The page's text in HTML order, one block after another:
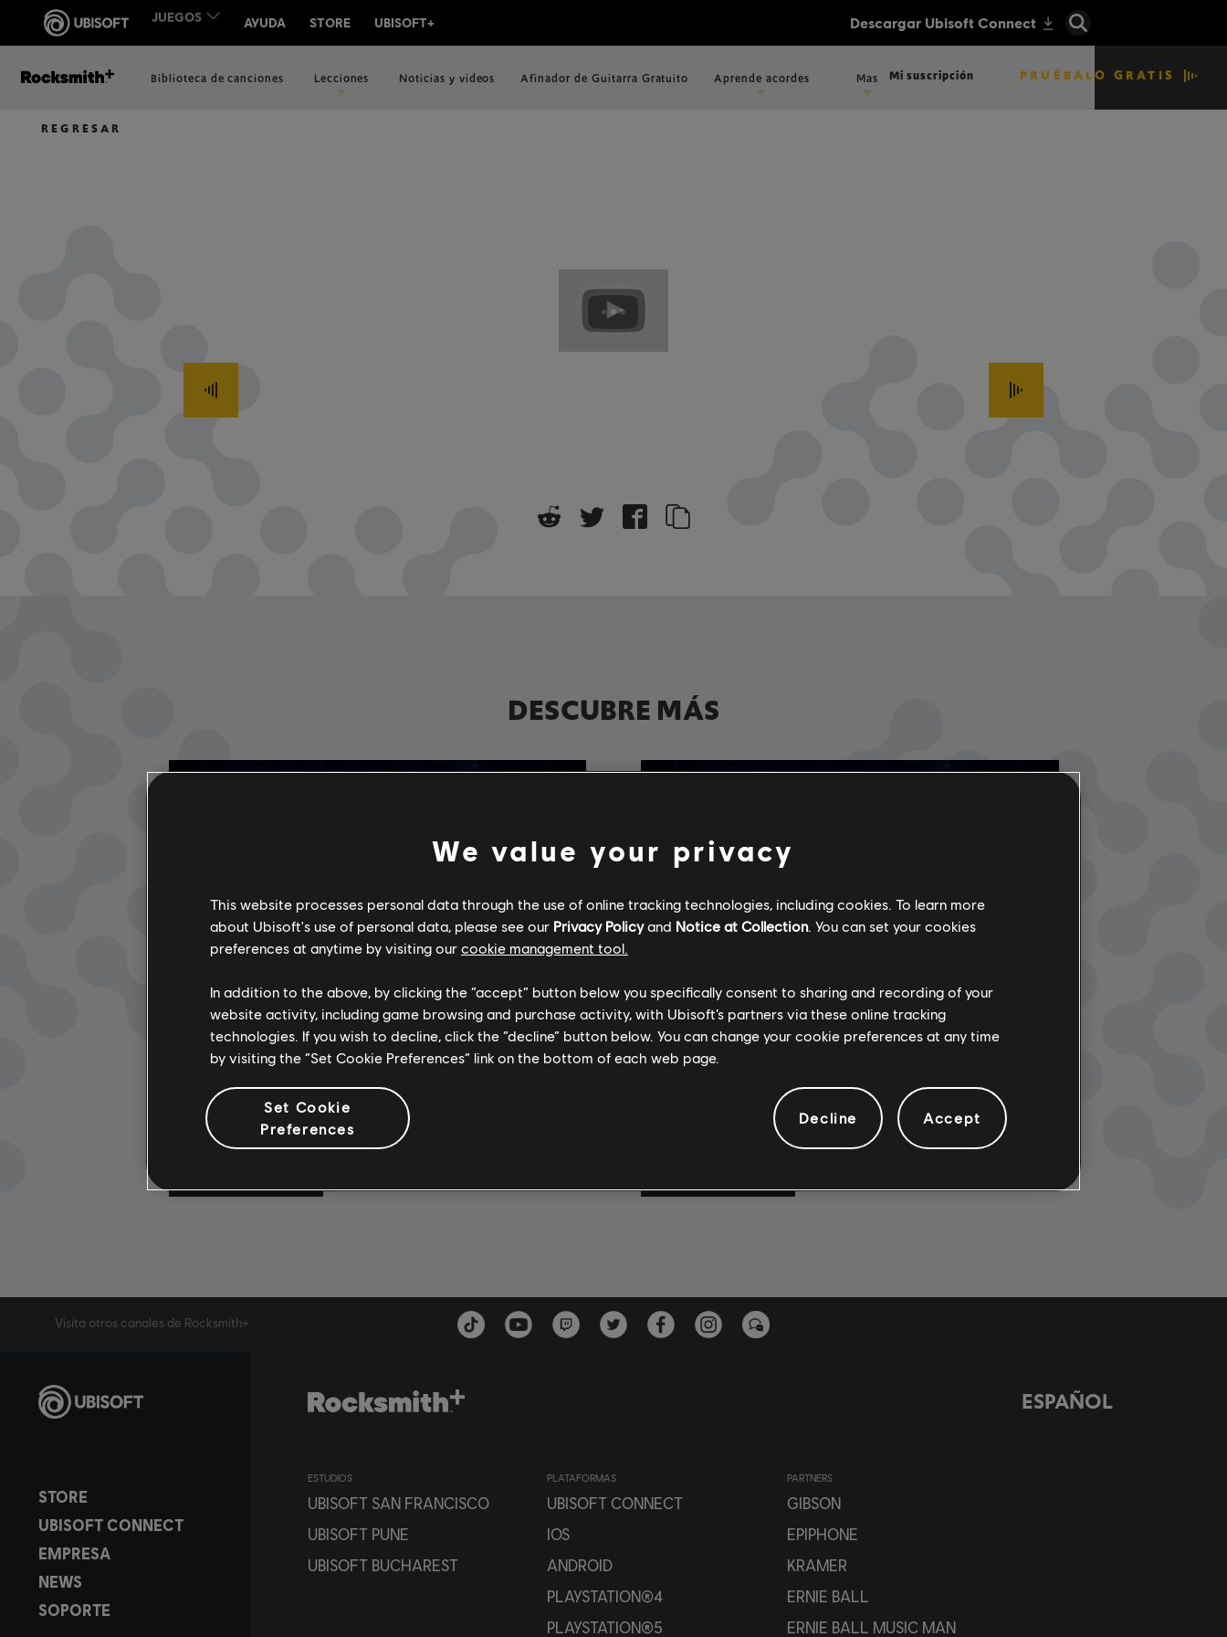
Biblioteca de canciones Lecciones Noticias y videos Afinador de Guitarra Gratuito Aprende acordes Mas Mi suscripción PRUÉBALO GRATIS
REGRESAR
DESCUBRE MÁS
EXPLORA LAS HERRAMIENTAS
DE RASTREO DE NOTAS.
herramientas de anotaciones en las pistas para agregar canciones
con licencia a la biblioteca. ¡Pruébalo hoy mismo!
¿YA NO PUEDES ESPERAR
PARA JUGAR Y APRENDER?
consejos en nuestros artículos y videos. Toca contenido nuevo de
Visita otros canales de Rocksmith+
STORE
UBISOFT CONNECT
EMPRESA
NEWS
SOPORTE
ESTUDIOS
UBISOFT SAN FRANCISCO
UBISOFT PUNE
UBISOFT BUCHAREST
PLATAFORMAS
UBISOFT CONNECT
IOS
ANDROID
PLAYSTATION®4
PLAYSTATION®5
PARTNERS
GIBSON
EPIPHONE
KRAMER
ERNIE BALL
ERNIE BALL MUSIC MAN
ESPAÑOL
We value your privacy
This website processes personal data through the use of online tracking technologies, including cookies. To learn more
about Ubisoft's use of personal data, please see our Privacy Policyand Notice at Collection. You can set your cookies
preferences at anytime by visiting our cookie management tool.
In addition to the above, by clicking the “accept” button below you specifically consent to sharing and recording of your
website activity, including game browsing and purchase activity, with Ubisoft’s partners via these online tracking
technologies. If you wish to decline, click the “decline” button below. You can change your cookie preferences at any time
by visiting the “Set Cookie Preferences” link on the bottom of each web page.
Set Cookie
Preferences
Decline Accept